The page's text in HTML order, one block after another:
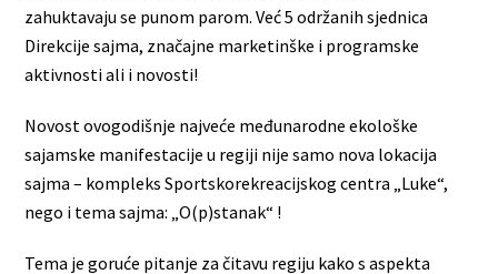
zahuktavaju se punom parom. Već 5 održanih sjednica
Direkcije sajma, značajne marketinške i programske
aktivnosti ali i novosti!
Novost ovogodišnje najveće međunarodne ekološke
sajamske manifestacije u regiji nije samo nova lokacija
sajma – kompleks Sportskorekreacijskog centra „Luke“,
nego i tema sajma: „O(p)stanak“ !
Tema je goruće pitanje za čitavu regiju kako s aspekta